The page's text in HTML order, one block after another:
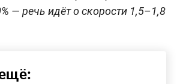
— речь идёт о скорости 1,5–1,8